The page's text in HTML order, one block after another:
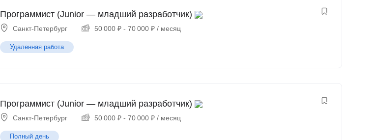
Программист (Junior — младший разработчик)
Санкт-Петербург 50 000 ₽ -70 000 ₽ / месяц
Удаленная работа
Программист (Junior — младший разработчик)
Санкт-Петербург 50 000 ₽ -70 000 ₽ / месяц
Полный день